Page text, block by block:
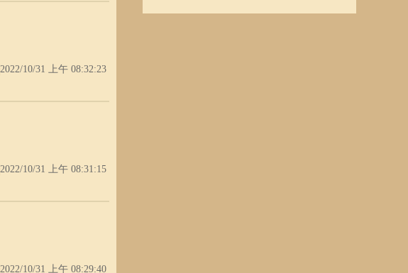
2022/10/31 上午 08:32:23
2022/10/31 上午 08:31:15
2022/10/31 上午 08:29:40